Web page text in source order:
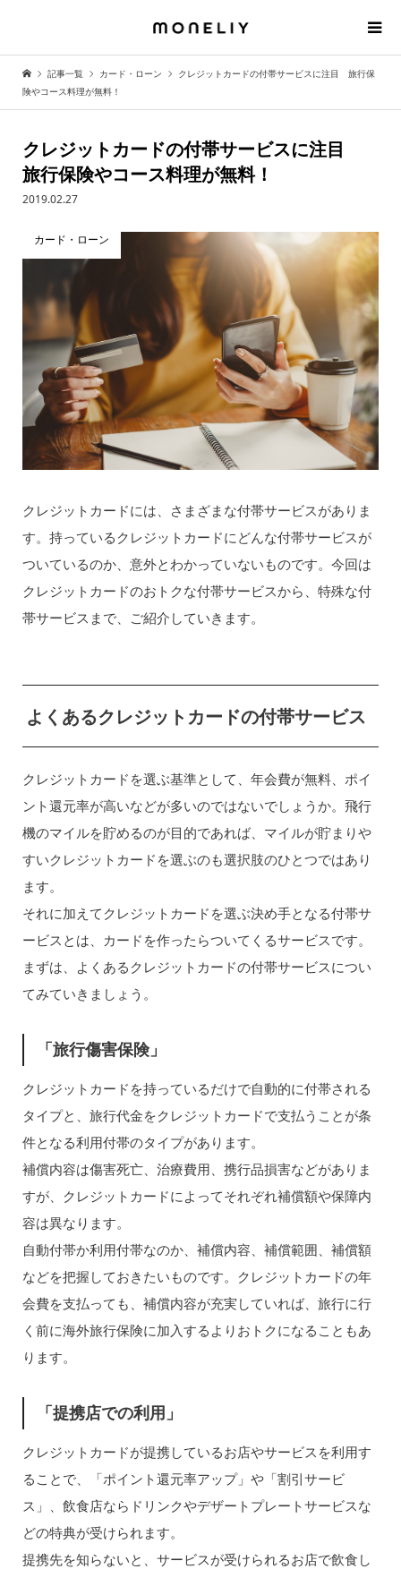
記事一覧 カード・ローン
クレジットカードの付帯サービスに注目 旅行保
険やコース料理が無料！
クレジットカードの付帯サービスに注目
旅行保険やコース料理が無料！
2019.02.27
カード・ローン
クレジットカードには、さまざまな付帯サービスがありま
す。持っているクレジットカードにどんな付帯サービスが
ついているのか、意外とわかっていないものです。今回は
クレジットカードのおトクな付帯サービスから、特殊な付
帯サービスまで、ご紹介していきます。
よくあるクレジットカードの付帯サービス
クレジットカードを選ぶ基準として、年会費が無料、ポイ
ント還元率が高いなどが多いのではないでしょうか。飛行
機のマイルを貯めるのが目的であれば、マイルが貯まりや
すいクレジットカードを選ぶのも選択肢のひとつではあり
ます。
それに加えてクレジットカードを選ぶ決め手となる付帯サ
ービスとは、カードを作ったらついてくるサービスです。
まずは、よくあるクレジットカードの付帯サービスについ
てみていきましょう。
「旅行傷害保険」
クレジットカードを持っているだけで自動的に付帯される
タイプと、旅行代金をクレジットカードで支払うことが条
件となる利用付帯のタイプがあります。
補償内容は傷害死亡、治療費用、携行品損害などがありま
すが、クレジットカードによってそれぞれ補償額や保障内
容は異なります。
自動付帯か利用付帯なのか、補償内容、補償範囲、補償額
などを把握しておきたいものです。クレジットカードの年
会費を支払っても、補償内容が充実していれば、旅行に行
く前に海外旅行保険に加入するよりおトクになることもあ
ります。
「提携店での利用」
クレジットカードが提携しているお店やサービスを利用す
ることで、「ポイント還元率アップ」や「割引サービ
ス」、飲食店ならドリンクやデザートプレートサービスな
どの特典が受けられます。
提携先を知らないと、サービスが受けられるお店で飲食し